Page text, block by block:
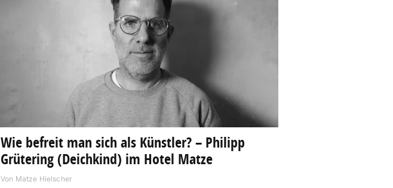
Wie befreit man sich als Künstler? – Philipp
Grütering (Deichkind) im Hotel Matze
Von Matze Hielscher